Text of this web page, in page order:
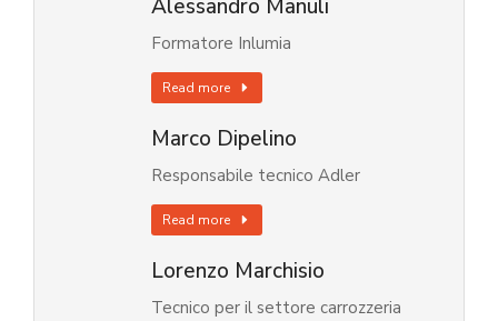
Alessandro Manuli
Formatore Inlumia
Read more
Marco Dipelino
Responsabile tecnico Adler
Read more
Lorenzo Marchisio
Tecnico per il settore carrozzeria